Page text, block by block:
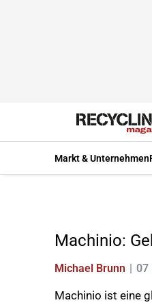
Markt & Unternehmen
Machinio:
Michael Brunn 07
Machinio ist eine